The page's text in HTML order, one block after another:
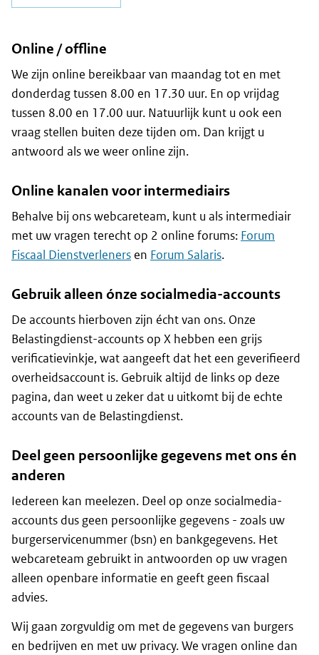
Online / offline
We zijn online bereikbaar van maandag tot en met
donderdag tussen 8.00 en 17.30 uur. En op vrijdag
tussen 8.00 en 17.00 uur. Natuurlijk kunt u ook een
vraag stellen buiten deze tijden om. Dan krijgt u
antwoord als we weer online zijn.
Online kanalen voor intermediairs
Behalve bij ons webcareteam, kunt u als intermediair
met uw vragen terecht op 2 online forums: Forum
Fiscaal Dienstverleners en Forum Salaris.
Gebruik alleen ónze socialmedia-accounts
De accounts hierboven zijn écht van ons. Onze
Belastingdienst-accounts op X hebben een grijs
verificatievinkje, wat aangeeft dat het een geverifieerd
overheidsaccount is. Gebruik altijd de links op deze
pagina, dan weet u zeker dat u uitkomt bij de echte
accounts van de Belastingdienst.
Deel geen persoonlijke gegevens met ons én
anderen
Iedereen kan meelezen. Deel op onze socialmedia-
accounts dus geen persoonlijke gegevens - zoals uw
burgerservicenummer (bsn) en bankgegevens. Het
webcareteam gebruikt in antwoorden op uw vragen
alleen openbare informatie en geeft geen fiscaal
advies.
Wij gaan zorgvuldig om met de gegevens van burgers
en bedrijven en met uw privacy. We vragen online dan